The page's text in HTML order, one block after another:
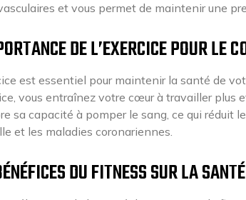
et vous permet de maintenir une
DE L’EXERCICE POUR LE
est essentiel pour maintenir la santé de
vous entraînez votre cœur à travailler plus
sa capacité à pomper le sang, ce qui réduit
et les maladies coronariennes.
DU FITNESS SUR LA